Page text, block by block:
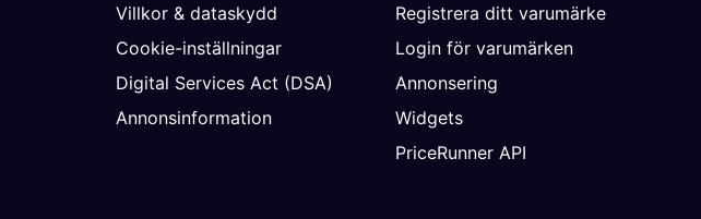
Villkor & dataskydd
Cookie-inställningar
Digital Services Act (DSA)
Annonsinformation
Registrera ditt varumärke
Login för varumärken
Annonsering
Widgets
PriceRunner API